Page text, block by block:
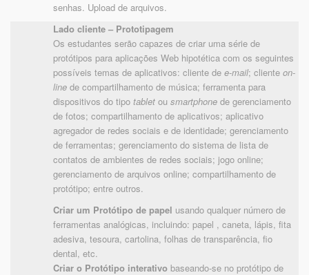
senhas. Upload de arquivos.
Lado cliente – Prototipagem
Os estudantes serão capazes de criar uma série de
protótipos para aplicações Web hipotética com os seguintes
possíveis temas de aplicativos: cliente de e-mail; cliente on-
line de compartilhamento de música; ferramenta para
dispositivos do tipo tablet ou smartphone de gerenciamento
de fotos; compartilhamento de aplicativos; aplicativo
agregador de redes sociais e de identidade; gerenciamento
de ferramentas; gerenciamento do sistema de lista de
contatos de ambientes de redes sociais; jogo online;
gerenciamento de arquivos online; compartilhamento de
protótipo; entre outros.
Criar um Protótipo de papel usando qualquer número de
ferramentas analógicas, incluindo: papel , caneta, lápis, fita
adesiva, tesoura, cartolina, folhas de transparência, fio
dental, etc.
Criar o Protótipo interativo baseando-se no protótipo de